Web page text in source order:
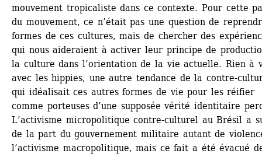
mouvement tropicaliste dans ce contexte. Pour cette
du mouvement, ce n’était pas une question de
formes de ces cultures, mais de chercher des
qui nous aideraient à activer leur principe de
la culture dans l’orientation de la vie actuelle. Rien à
avec les hippies, une autre tendance de la contre-
qui idéalisait ces autres formes de vie pour les réifier
comme porteuses d’une supposée vérité identitaire
L’activisme micropolitique contre-culturel au Brésil a
de la part du gouvernement militaire autant de
l’activisme macropolitique, mais ce fait a été évacué